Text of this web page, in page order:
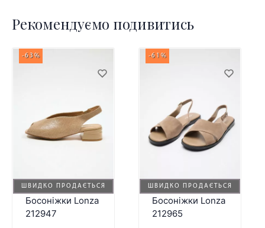
Рекомендуємо подивитись
ШВИДКО ПРОДАЄТЬСЯ
-63%
Босоніжки Lonza
212947
ШВИДКО ПРОДАЄТЬСЯ
-61%
Босоніжки Lonza
212965